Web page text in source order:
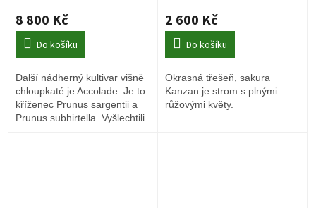
8 800 Kč
Do košíku
Další nádherný kultivar višně
chloupkaté je Accolade. Je to
kříženec Prunus sargentii a
Prunus subhirtella. Vyšlechtili
2 600 Kč
Do košíku
Okrasná třešeň, sakura
Kanzan je strom s plnými
růžovými květy.